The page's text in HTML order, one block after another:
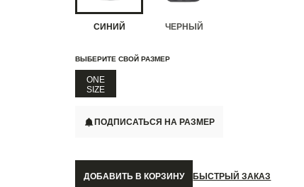
СИНИЙ ЧЕРНЫЙ
ВЫБЕРИТЕ СВОЙ РАЗМЕР
ONE
SIZE
ПОДПИСАТЬСЯ НА РАЗМЕР
ДОБАВИТЬ В КОРЗИНУ БЫСТРЫЙ ЗАКАЗ